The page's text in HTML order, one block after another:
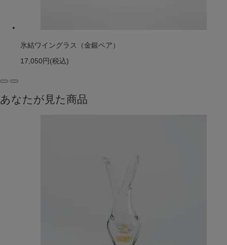
氷結ワイングラス（金銀ペア）
17,050円 (税込)
あなたが見た商品